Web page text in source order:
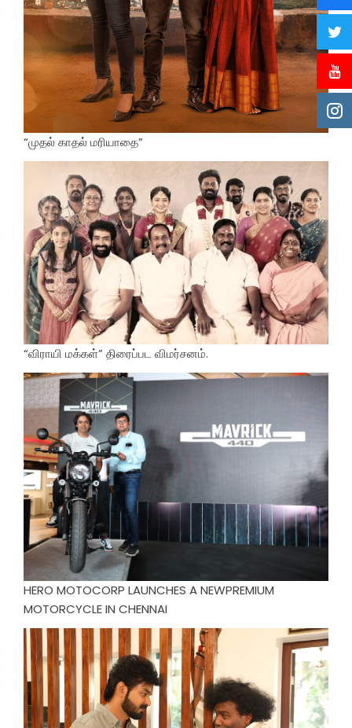
“முதல் காதல் மரியாதை”
“விராயி மக்கள்” திரைப்பட விமர்சனம்.
HERO MOTOCORP LAUNCHES A NEWPREMIUM
MOTORCYCLE IN CHENNAI